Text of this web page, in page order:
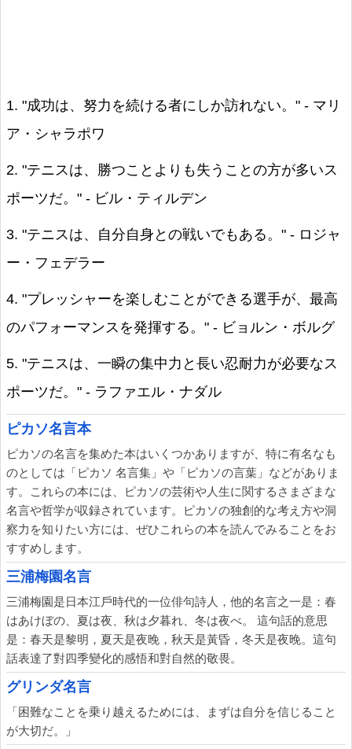
1. "成功は、努力を続ける者にしか訪れない。" - マリ
ア・シャラポワ
2. "テニスは、勝つことよりも失うことの方が多いス
ポーツだ。" - ビル・ティルデン
3. "テニスは、自分自身との戦いでもある。" - ロジャ
ー・フェデラー
4. "プレッシャーを楽しむことができる選手が、最高
のパフォーマンスを発揮する。" - ビョルン・ボルグ
5. "テニスは、一瞬の集中力と長い忍耐力が必要なス
ポーツだ。" - ラファエル・ナダル
ピカソ名言本
ピカソの名言を集めた本はいくつかありますが、特に有名なも
のとしては「ピカソ 名言集」や「ピカソの言葉」などがありま
す。これらの本には、ピカソの芸術や人生に関するさまざまな
名言や哲学が収録されています。ピカソの独創的な考え方や洞
察力を知りたい方には、ぜひこれらの本を読んでみることをお
すすめします。
三浦梅園名言
三浦梅園是日本江戶時代的一位俳句詩人，他的名言之一是：春
はあけぼの、夏は夜、秋は夕暮れ、冬は夜べ。 這句話的意思
是：春天是黎明，夏天是夜晚，秋天是黃昏，冬天是夜晚。這句
話表達了對四季變化的感悟和對自然的敬畏。
グリンダ名言
「困難なことを乗り越えるためには、まずは自分を信じること
が大切だ。」